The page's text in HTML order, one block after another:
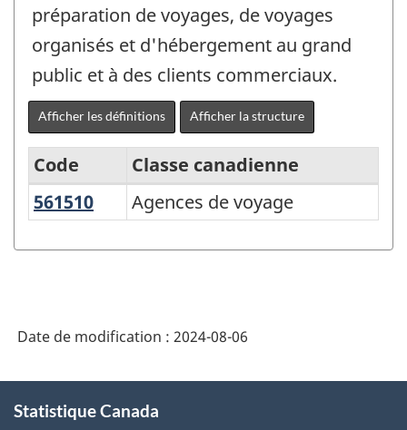
préparation de voyages, de voyages
organisés et d'hébergement au grand
public et à des clients commerciaux.
Afficher les définitions Afficher la structure
Variante
classification
industries
de
Code
Classe canadienne
561510 Agences de voyage
Agences de voyage
Date de modification : 2024-08-06
propos
Statistique Canada